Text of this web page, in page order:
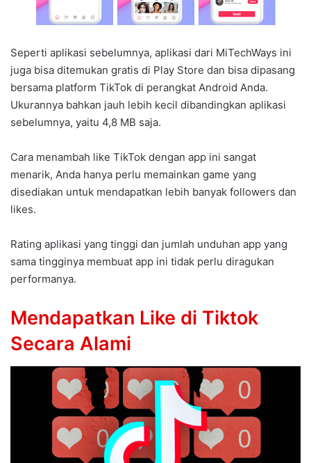
Seperti aplikasi sebelumnya, aplikasi dari MiTechWays ini
juga bisa ditemukan gratis di Play Store dan bisa dipasang
bersama platform TikTok di perangkat Android Anda.
Ukurannya bahkan jauh lebih kecil dibandingkan aplikasi
sebelumnya, yaitu 4,8 MB saja.
Cara menambah like TikTok dengan app ini sangat
menarik, Anda hanya perlu memainkan game yang
disediakan untuk mendapatkan lebih banyak followers dan
likes.
Rating aplikasi yang tinggi dan jumlah unduhan app yang
sama tingginya membuat app ini tidak perlu diragukan
performanya.
Mendapatkan Like di Tiktok
Secara Alami